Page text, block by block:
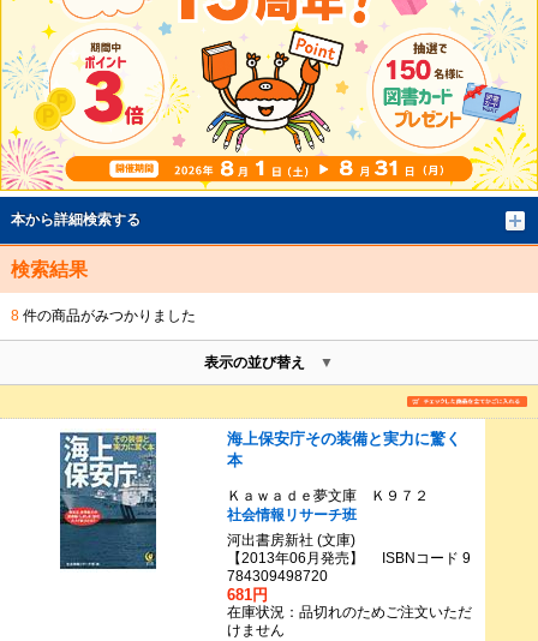
本から詳細検索する
検索結果
8件の商品がみつかりました
表示の並び替え
海上保安庁その装備と実力に驚く
本
Ｋａｗａｄｅ夢文庫 Ｋ９７２
社会情報リサーチ班
河出書房新社 (文庫)
【2013年06月発売】 ISBNコード 9
784309498720
681円
在庫状況：品切れのためご注文いただ
けません